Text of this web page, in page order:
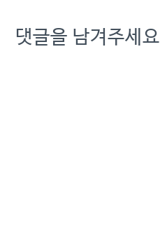
댓글을 남겨주세요